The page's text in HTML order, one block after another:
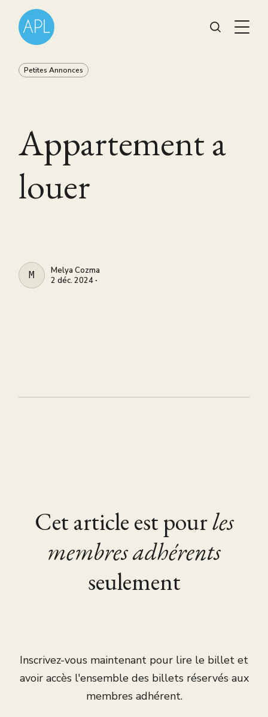
Petites Annonces
Appartement a
louer
MELYA COZMA
Melya Cozma
2 déc. 2024 ∙
Cet article est pourles
membres adhérents
seulement
Inscrivez-vous maintenant pour lire le billet et
avoir accès l'ensemble des billets réservés aux
membres adhérent.